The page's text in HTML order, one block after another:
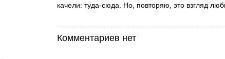
качели: туда-сюда. Но, повторяю, это взгляд
Комментариев нет